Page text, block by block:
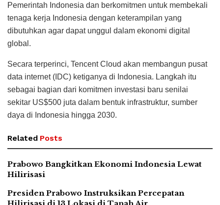
Pemerintah Indonesia dan berkomitmen untuk membekali
tenaga kerja Indonesia dengan keterampilan yang
dibutuhkan agar dapat unggul dalam ekonomi digital
global.
Secara terperinci, Tencent Cloud akan membangun pusat
data internet (IDC) ketiganya di Indonesia. Langkah itu
sebagai bagian dari komitmen investasi baru senilai
sekitar US$500 juta dalam bentuk infrastruktur, sumber
daya di Indonesia hingga 2030.
Related Posts
Prabowo Bangkitkan Ekonomi Indonesia Lewat
Hilirisasi
Presiden Prabowo Instruksikan Percepatan